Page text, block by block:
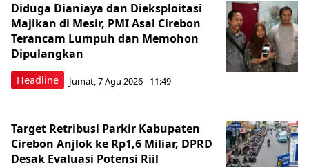
Headline
Diduga Dianiaya dan Dieksploitasi
Majikan di Mesir, PMI Asal Cirebon
Terancam Lumpuh dan Memohon
Dipulangkan
Jumat, 7 Agu 2026 - 11:49
Target Retribusi Parkir Kabupaten
Cirebon Anjlok ke Rp1,6 Miliar, DPRD
Desak Evaluasi Potensi Riil